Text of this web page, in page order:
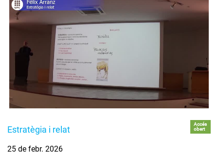
Estratègia i relat
Accés
obert
25 de febr. 2026